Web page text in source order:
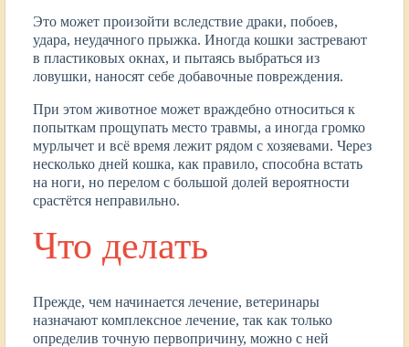
Это может произойти вследствие драки, побоев,
удара, неудачного прыжка. Иногда кошки застревают
в пластиковых окнах, и пытаясь выбраться из
ловушки, наносят себе добавочные повреждения.
При этом животное может враждебно относиться к
попыткам прощупать место травмы, а иногда громко
мурлычет и всё время лежит рядом с хозяевами. Через
несколько дней кошка, как правило, способна встать
на ноги, но перелом с большой долей вероятности
срастётся неправильно.
Что делать
Прежде, чем начинается лечение, ветеринары
назначают комплексное лечение, так как только
определив точную первопричину, можно с ней